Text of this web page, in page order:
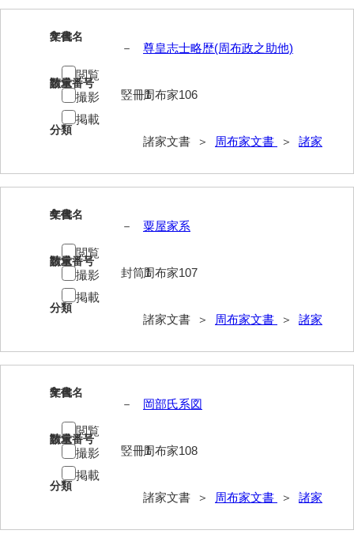
井下家文書（埼玉県）
井原家文書
今井家文書
入江九一文書
岩崎家文書（鹿野町）
岩見博幸収集史料
上田家文書（防府市）
上田家文書（横浜市）
上野竹逸文書
宇多田家文書
内田家文書（豊中市）
内田家文書（防府市）
3
文書名
尊皇志士略歴(周布政之助他)
請求番号
周布家106
分類
諸家文書 ＞ 周布家文書 ＞ 諸家
年代
－
数量
竪冊1
閲覧
撮影
掲載
4
文書名
粟屋家系
請求番号
周布家107
分類
諸家文書 ＞ 周布家文書 ＞ 諸家
年代
－
数量
封筒1
閲覧
撮影
掲載
5
文書名
岡部氏系図
請求番号
周布家108
分類
諸家文書 ＞ 周布家文書 ＞ 諸家
年代
－
数量
竪冊1
閲覧
撮影
掲載